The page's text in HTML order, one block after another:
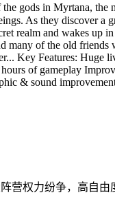
in Myrtana, the
As they discover a
realm and wakes
many of the old
Key Features: Huge
of gameplay
& sound
营权力纷争，高自